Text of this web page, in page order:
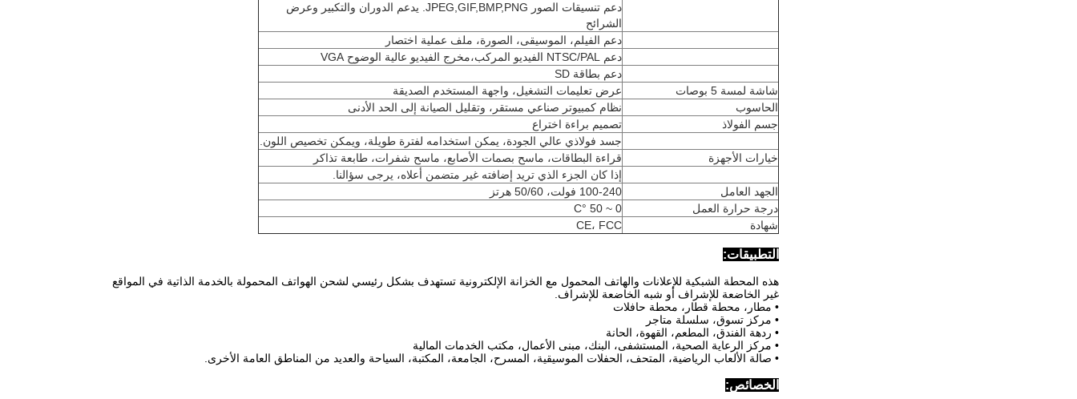
دعم تنسيقات الصور JPEG,GIF,BMP,PNG. يدعم الدوران والتكبير وعرض
الشرائح
دعم الفيلم، الموسيقى، الصورة، ملف عملية اختصار
دعم NTSC/PAL الفيديو المركب،مخرج الفيديو عالية الوضوح VGA
دعم بطاقة SD
شاشة لمسة 5 بوصات
عرض تعليمات التشغيل، واجهة المستخدم الصديقة
الحاسوب
نظام كمبيوتر صناعي مستقر، وتقليل الصيانة إلى الحد الأدنى
جسم الفولاذ
تصميم براءة اختراع
جسد فولاذي عالي الجودة، يمكن استخدامه لفترة طويلة، ويمكن تخصيص اللون.
خيارات الأجهزة
قراءة البطاقات، ماسح بصمات الأصابع، ماسح شفرات، طابعة تذاكر
إذا كان الجزء الذي تريد إضافته غير متضمن أعلاه، يرجى سؤالنا.
الجهد العامل
100-240 فولت، 50/60 هرتز
درجة حرارة العمل
0 ~ 50 °C
شهادة
CE، FCC
التطبيقات:
هذه المحطة الشبكية للإعلانات والهاتف المحمول مع الخزانة الإلكترونية تستهدف بشكل رئيسي لشحن الهواتف المحمولة بالخدمة الذاتية في المواقع
غير الخاضعة للإشراف أو شبه الخاضعة للإشراف.
• مطار، محطة قطار، محطة حافلات
• مركز تسوق، سلسلة متاجر
• ردهة الفندق، المطعم، القهوة، الحانة
• مركز الرعاية الصحية، المستشفى، البنك، مبنى الأعمال، مكتب الخدمات المالية
• صالة الألعاب الرياضية، المتحف، الحفلات الموسيقية، المسرح، الجامعة، المكتبة، السياحة والعديد من المناطق العامة الأخرى.
الخصائص: